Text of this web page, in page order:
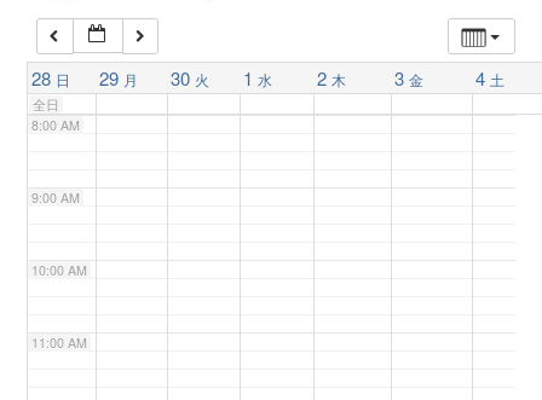
i
28 日 29 月 30 火 1 水 2 木 3 金 4 土
全日
7:00 AM
8:00 AM
9:00 AM
10:00 AM
11:00 AM